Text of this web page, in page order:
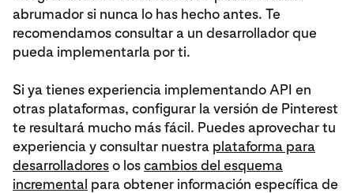
abrumador si nunca lo has hecho antes. Te
recomendamos consultar a un desarrollador que
pueda implementarla por ti.
Si ya tienes experiencia implementando API en
otras plataformas, configurar la versión de Pinterest
te resultará mucho más fácil. Puedes aprovechar tu
experiencia y consultar nuestra plataforma para
desarrolladoreso loscambios del esquema
incremental para obtener información específica de